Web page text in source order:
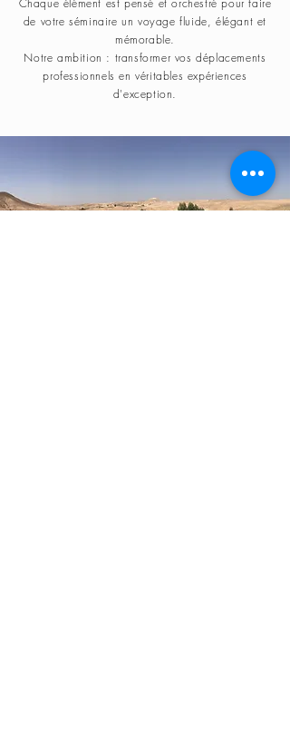
Chaque élément est pensé et orchestré pour faire
de votre séminaire un voyage fluide, élégant et
mémorable.
Notre ambition : transformer vos déplacements
professionnels en véritables expériences
d'exception.